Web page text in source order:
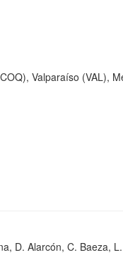
Valparaíso (VAL),
D. Alarcón, C. Baeza,